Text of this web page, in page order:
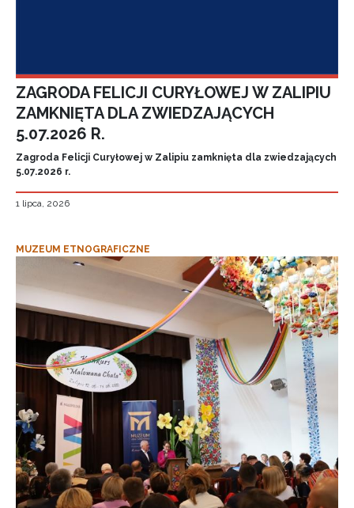
ZAGRODA FELICJI CURYŁOWEJ W ZALIPIU
ZAMKNIĘTA DLA ZWIEDZAJĄCYCH
5.07.2026 R.
Zagroda Felicji Curyłowej w Zalipiu zamknięta dla zwiedzających
5.07.2026 r.
1 lipca, 2026
MUZEUM ETNOGRAFICZNE